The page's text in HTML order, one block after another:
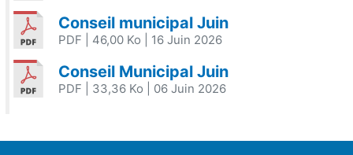
Conseil municipal Juin
PDF | 46,00 Ko | 16 Juin 2026
Conseil Municipal Juin
PDF | 33,36 Ko | 06 Juin 2026